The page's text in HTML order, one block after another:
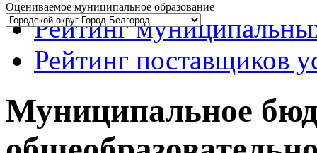
Оцениваемое муниципальное образование
Рейтинг
Рейтинг поставщиков
Муниципальное